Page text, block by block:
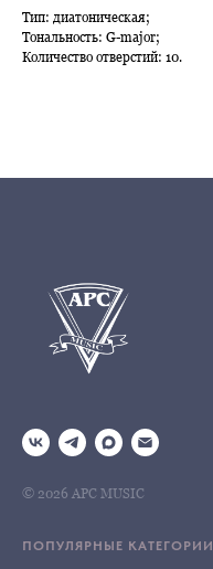
Тип: диатоническая;
Тональность: G-major;
Количество отверстий: 10.
© 2026 АРС MUSIC
ПОПУЛЯРНЫЕ КАТЕГОРИИ